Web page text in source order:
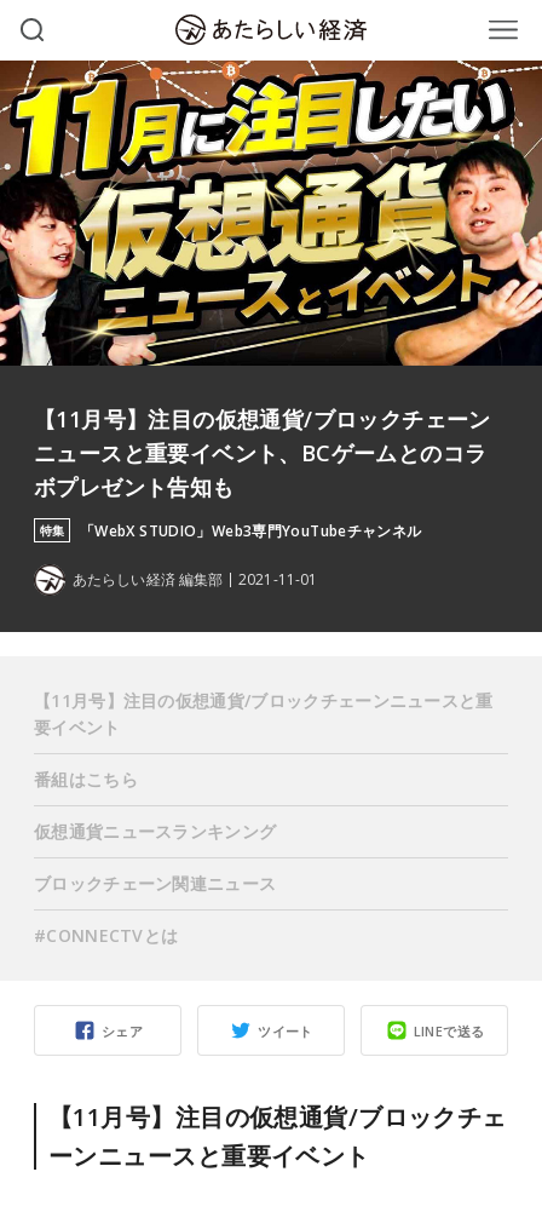
【11月号】注目の仮想通貨/ブロックチェーン
ニュースと重要イベント、BCゲームとのコラ
ボプレゼント告知も
特集 「WebX STUDIO」Web3専門YouTubeチャンネル
あたらしい経済 編集部 2021-11-01
シェア ツイート LINEで送る
【11月号】注目の仮想通貨/ブロックチェ
ーンニュースと重要イベント
【11月号】注目の仮想通貨/ブロックチェーンニュースと重
要イベント
番組はこちら
仮想通貨ニュースランキンング
ブロックチェーン関連ニュース
#CONNECTVとは